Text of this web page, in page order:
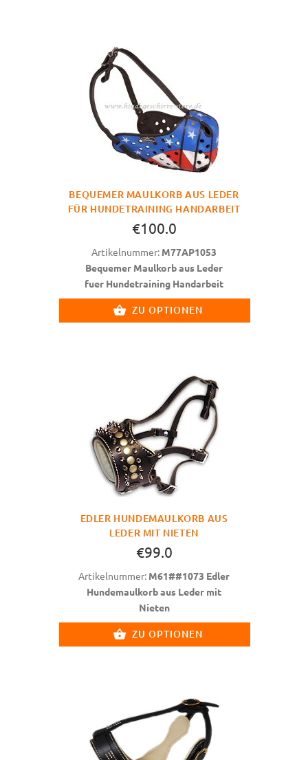
BEQUEMER MAULKORB AUS LEDER
FÜR HUNDETRAINING HANDARBEIT
€100.0
Artikelnummer: M77AP1053
Bequemer Maulkorb aus Leder
fuer Hundetraining Handarbeit
ZU OPTIONEN
EDLER HUNDEMAULKORB AUS
LEDER MIT NIETEN
€99.0
Artikelnummer: M61##1073 Edler
Hundemaulkorb aus Leder mit
Nieten
ZU OPTIONEN